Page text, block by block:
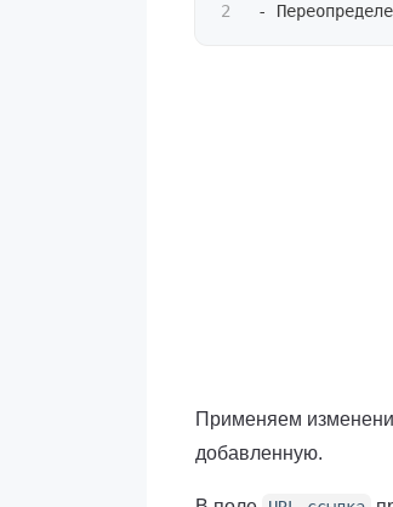
-
Применяем
добавленную.